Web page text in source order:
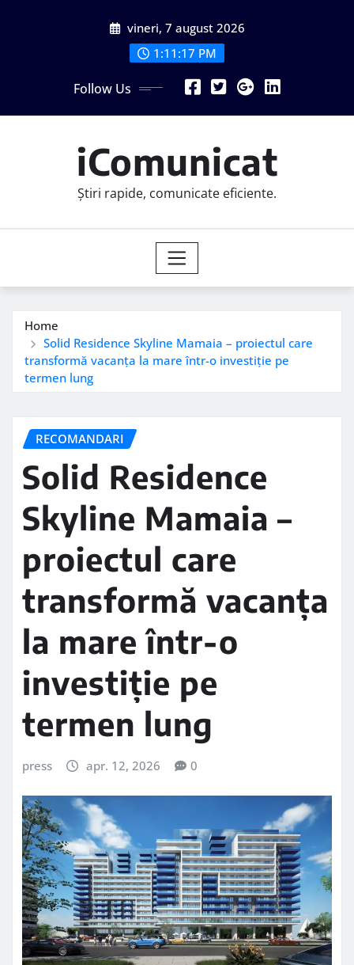
vineri, 7 august 2026
1:11:19 PM
Follow Us
iComunicat
Știri rapide, comunicate eficiente.
Home
Solid Residence Skyline Mamaia – proiectul care
transformă vacanța la mare într-o investiție pe
termen lung
RECOMANDARI
Solid Residence
Skyline Mamaia –
proiectul care
transformă vacanța
la mare într-o
investiție pe
termen lung
press apr. 12, 2026 0